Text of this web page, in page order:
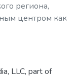
региона,
центром как
егоLLC, part of